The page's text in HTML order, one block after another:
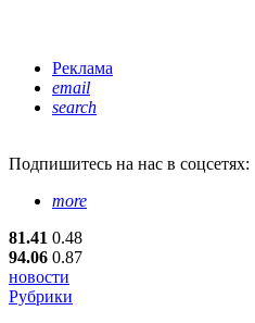
Реклама
email
search
Подпишитесь на нас в соцсетях:
more
81.41 0.48
94.06 0.87
новости
Рубрики